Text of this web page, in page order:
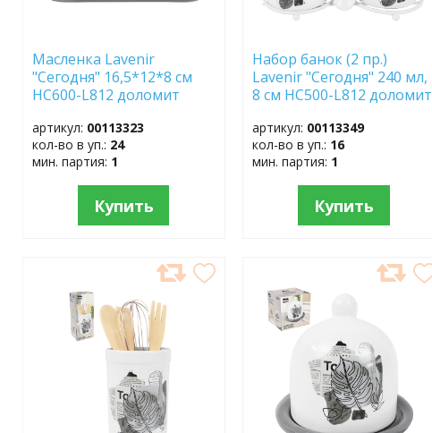
Масленка Lavenir
"Сегодня" 16,5*12*8 см
HC600-L812 доломит
артикул: 00113323
кол-во в уп.: 24
мин. партия: 1
Купить
Набор банок (2 пр.)
Lavenir "Сегодня" 240 мл,
8 см HC500-L812 доломит
артикул: 00113349
кол-во в уп.: 16
мин. партия: 1
Купить
В
ИЗБРАННОЕ
В
ИЗБРАННОЕ